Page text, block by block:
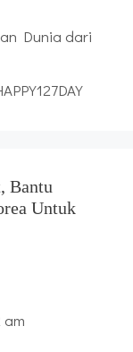
Dunia dari
Bantu
Untuk
am